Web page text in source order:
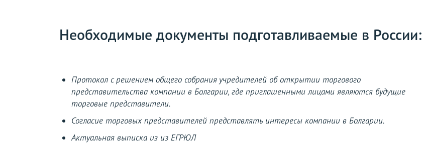
Необходимые документы подготавливаемые в России:
Протокол с решением общего собрания учредителей об открытии торгового
представительства компании в Болгарии, где приглашенными лицами являются будущие
торговые представители.
Согласие торговых представителей представлять интересы компании в Болгарии.
Актуальная выписка из из ЕГРЮЛ